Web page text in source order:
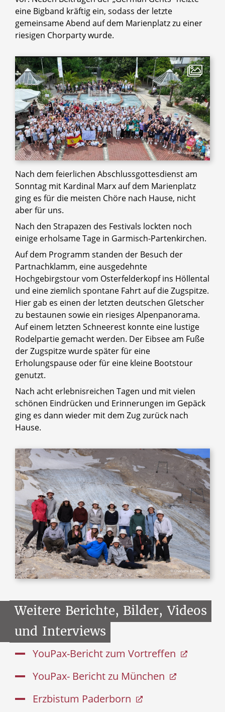
© Simon Ledermann
eine Bigband kräftig ein, sodass der letzte
gemeinsame Abend auf dem Marienplatz zu einer
riesigen Chorparty wurde.
© Charlotte Kubasik
Nach dem feierlichen Abschlussgottesdienst am
Sonntag mit Kardinal Marx auf dem Marienplatz
ging es für die meisten Chöre nach Hause, nicht
aber für uns.
Nach den Strapazen des Festivals lockten noch
einige erholsame Tage in Garmisch-Partenkirchen.
Auf dem Programm standen der Besuch der
Partnachklamm, eine ausgedehnte
Hochgebirgstour vom Osterfelderkopf ins Höllental
und eine ziemlich spontane Fahrt auf die Zugspitze.
Hier gab es einen der letzten deutschen Gletscher
zu bestaunen sowie ein riesiges Alpenpanorama.
Auf einem letzten Schneerest konnte eine lustige
Rodelpartie gemacht werden. Der Eibsee am Fuße
der Zugspitze wurde später für eine
Erholungspause oder für eine kleine Bootstour
genutzt.
Nach acht erlebnisreichen Tagen und mit vielen
schönen Eindrücken und Erinnerungen im Gepäck
ging es dann wieder mit dem Zug zurück nach
Hause.
Weitere Berichte, Bilder, Videos
und Interviews
YouPax-Bericht zum Vortreffen
YouPax- Bericht zu München
Erzbistum Paderborn